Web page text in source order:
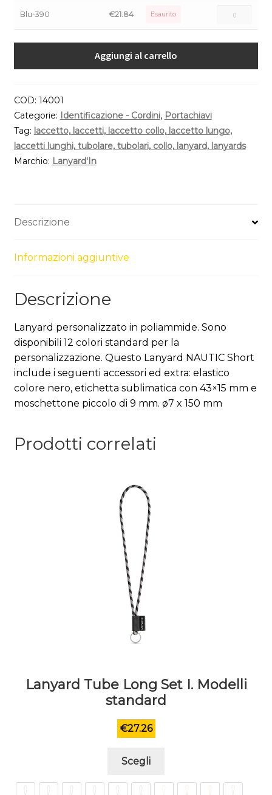
Blu-390 €21.84 Esaurito
Aggiungi al carrello
COD: 14001
Categorie: Identificazione - Cordini, Portachiavi
Tag: laccetto, laccetti, laccetto collo, laccetto lungo,
laccetti lunghi, tubolare, tubolari, collo, lanyard, lanyards
Marchio: Lanyard'In
Descrizione
Informazioni aggiuntive
Descrizione
Lanyard personalizzato in poliammide. Sono
disponibili 12 colori standard per la
personalizzazione. Questo Lanyard NAUTIC Short
include i seguenti accessori ed extra: elastico
colore nero, etichetta sublimatica con 43×15 mm e
moschettone piccolo di 9 mm. ø7 x 150 mm
Prodotti correlati
Lanyard Tube Long Set I. Modelli
standard
€27.26
Scegli
ha